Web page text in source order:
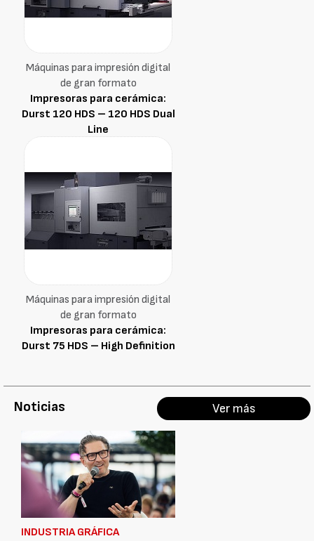
Máquinas para impresión digital
de gran formato
Impresoras para cerámica:
Durst 120 HDS – 120 HDS Dual
Line
Máquinas para impresión digital
de gran formato
Impresoras para cerámica:
Durst 75 HDS – High Definition
Noticias Ver más
INDUSTRIA GRÁFICA